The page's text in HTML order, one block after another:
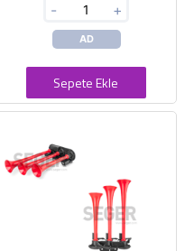
- +
AD
Sepete Ekle